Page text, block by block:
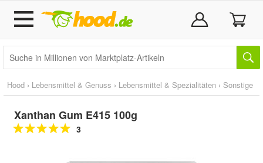
Hood › Lebensmittel & Genuss › Lebensmittel & Spezialitäten › Sonstige
Xanthan Gum E415 100g
3